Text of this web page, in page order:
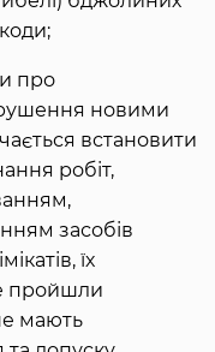
про
новими
встановити
робіт,
засобів
їх
пройшли
мають